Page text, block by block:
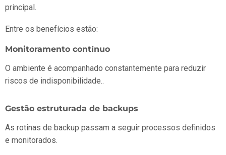
principal.
Entre os benefícios estão:
Monitoramento contínuo
O ambiente é acompanhado constantemente para reduzir
riscos de indisponibilidade..
Gestão estruturada de backups
As rotinas de backup passam a seguir processos definidos
e monitorados.